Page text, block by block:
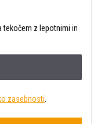
tekočem z lepotnimi in
zasebnosti